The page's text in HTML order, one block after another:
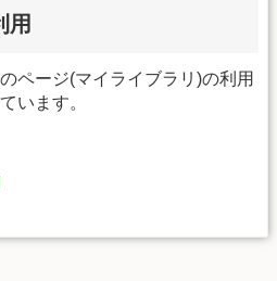
用
ページ(マイライブラリ)の利用
います。